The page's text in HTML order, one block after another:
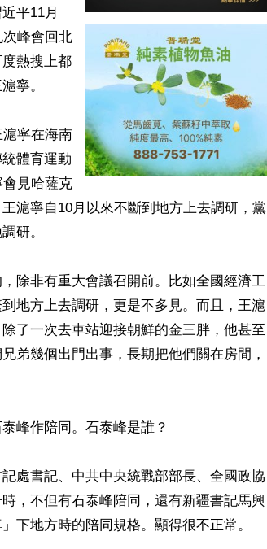
平11月
峰會回北
熱搜上都
寧。
寧在海南
體育運動
見哈薩克
滬寧自10月以來不斷到地方上去調研，黨
研。
除非有重大會議召開前。比如全國經濟工
地方上去調研，更是不多見。而且，王滬
了一次去車站迎接朝鮮的金三胖，他甚至
弟幾個出門出事，長期把他們關在房間，
峰作陪同。石泰峰是誰？
處書記、中共中央統戰部部長、全國政協
，不但有石泰峰陪同，還有新疆書記馬興
下地方時的陪同規格。顯得很不正常。